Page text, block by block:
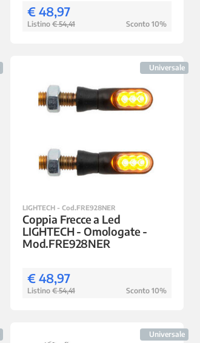
€ 48,97
Listino € 54,41 Sconto 10%
Universale
LIGHTECH - Cod.FRE928NER
Coppia Frecce a Led
LIGHTECH - Omologate -
Mod.FRE928NER
€ 48,97
Listino € 54,41 Sconto 10%
Universale